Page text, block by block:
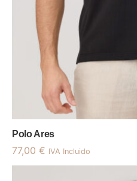
Polo Ares
77,00 € IVA Incluido